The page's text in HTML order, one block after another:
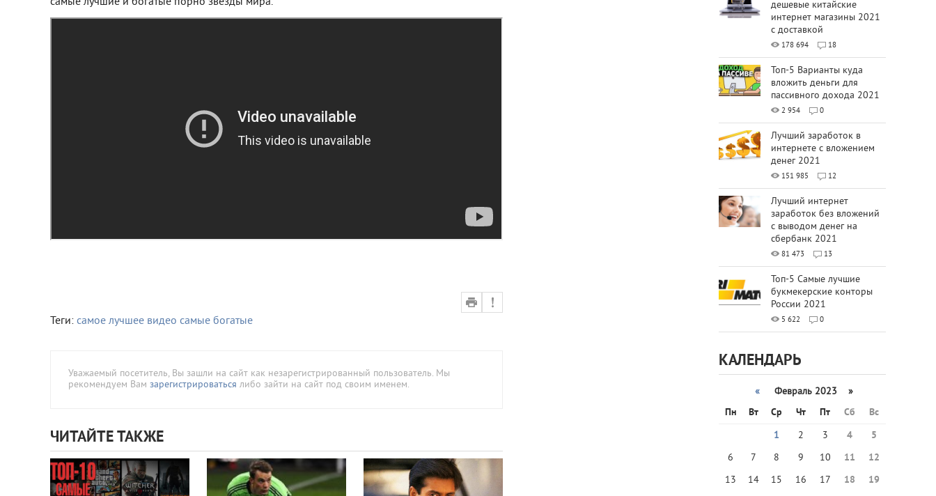
Теги: самое лучшее видео самые богатые
Уважаемый посетитель, Вы зашли на сайт как незарегистрированный пользователь. Мы
рекомендуем Вам зарегистрироваться либо зайти на сайт под своим именем.
ЧИТАЙТЕ ТАКЖЕ
дешевые китайские
интернет магазины 2021
с доставкой
178 694 18
Топ-5 Варианты куда
вложить деньги для
пассивного дохода 2021
2 954 0
Лучший заработок в
интернете с вложением
денег 2021
151 985 12
Лучший интернет
заработок без вложений
с выводом денег на
сбербанк 2021
81 473 13
Топ-5 Самые лучшие
букмекерские конторы
России 2021
5 622 0
КАЛЕНДАРЬ
«
Февраль 2023 »
Пн
Вт Ср Чт Пт Сб
Вс
1
2 3 4
5
6
7 8 9 10 11
12
13
14 15 16 17 18
19